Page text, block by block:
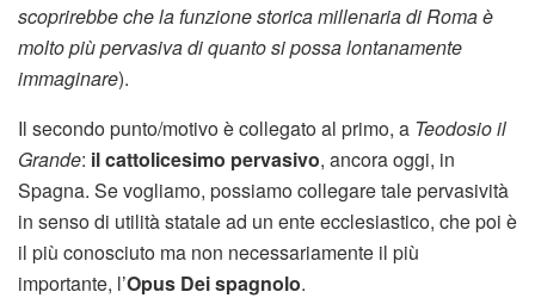
scoprirebbe che la funzione storica millenaria di Roma è
molto più pervasiva di quanto si possa lontanamente
immaginare).
Il secondo punto/motivo è collegato al primo, a Teodosio il
Grande: il cattolicesimo pervasivo, ancora oggi, in
Spagna. Se vogliamo, possiamo collegare tale pervasività
in senso di utilità statale ad un ente ecclesiastico, che poi è
il più conosciuto ma non necessariamente il più
importante, l’Opus Dei spagnolo.